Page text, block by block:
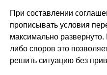
При составлении
прописывать условия
максимально
либо споров это
решить ситуацию без